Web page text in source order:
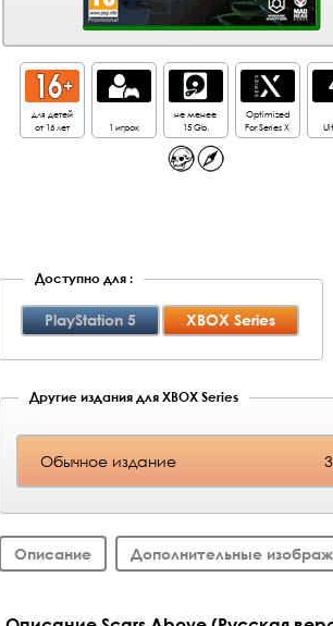
для детей
от 16 лет
1 игрок
не менее
15 Gb.
Optimized
For Series X
Доступно для :
PlayStation 5 XBOX Series
Другие издания для XBOX Series
Обычное издание
Описание Дополнительные